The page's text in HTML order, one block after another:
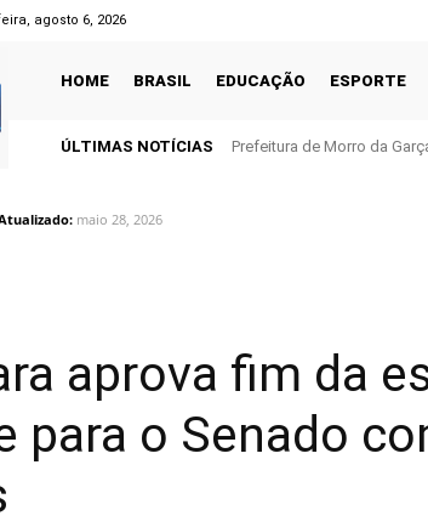
agosto 6, 2026
HOME BRASIL EDUCAÇÃO ESPORTE
ÚLTIMAS NOTÍCIAS Prefeitura de Morro da
maio 28, 2026
aprova fim da
para o Senado